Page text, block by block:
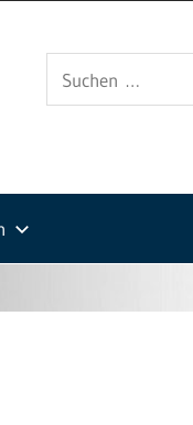
Suchen
nach: